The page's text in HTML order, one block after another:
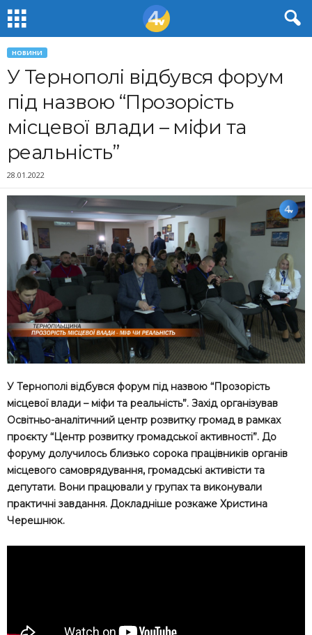
НОВИНИ
У Тернополі відбувся форум
під назвою “Прозорість
місцевої влади – міфи та
реальність”
28.01.2022
У Тернополі відбувся форум під назвою “Прозорість
місцевої влади – міфи та реальність”. Захід організував
Освітньо-аналітичний центр розвитку громад в рамках
проєкту “Центр розвитку громадської активності”. До
форуму долучилось близько сорока працівників органів
місцевого самоврядування, громадські активісти та
депутати. Вони працювали у групах та виконували
практичні завдання. Докладніше розкаже Христина
Черешнюк.